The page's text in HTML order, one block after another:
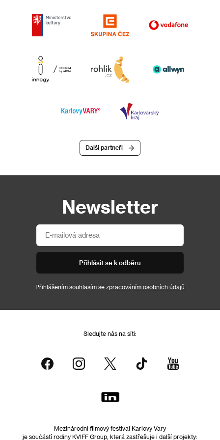
Další partneři
Newsletter
Přihlásit se k odběru
Přihlášením souhlasím se zpracováním osobních údajů
Sledujte nás na síti:
Mezinárodní filmový festival Karlovy Vary
je součástí rodiny KVIFF Group, která zastřešuje i další projekty: